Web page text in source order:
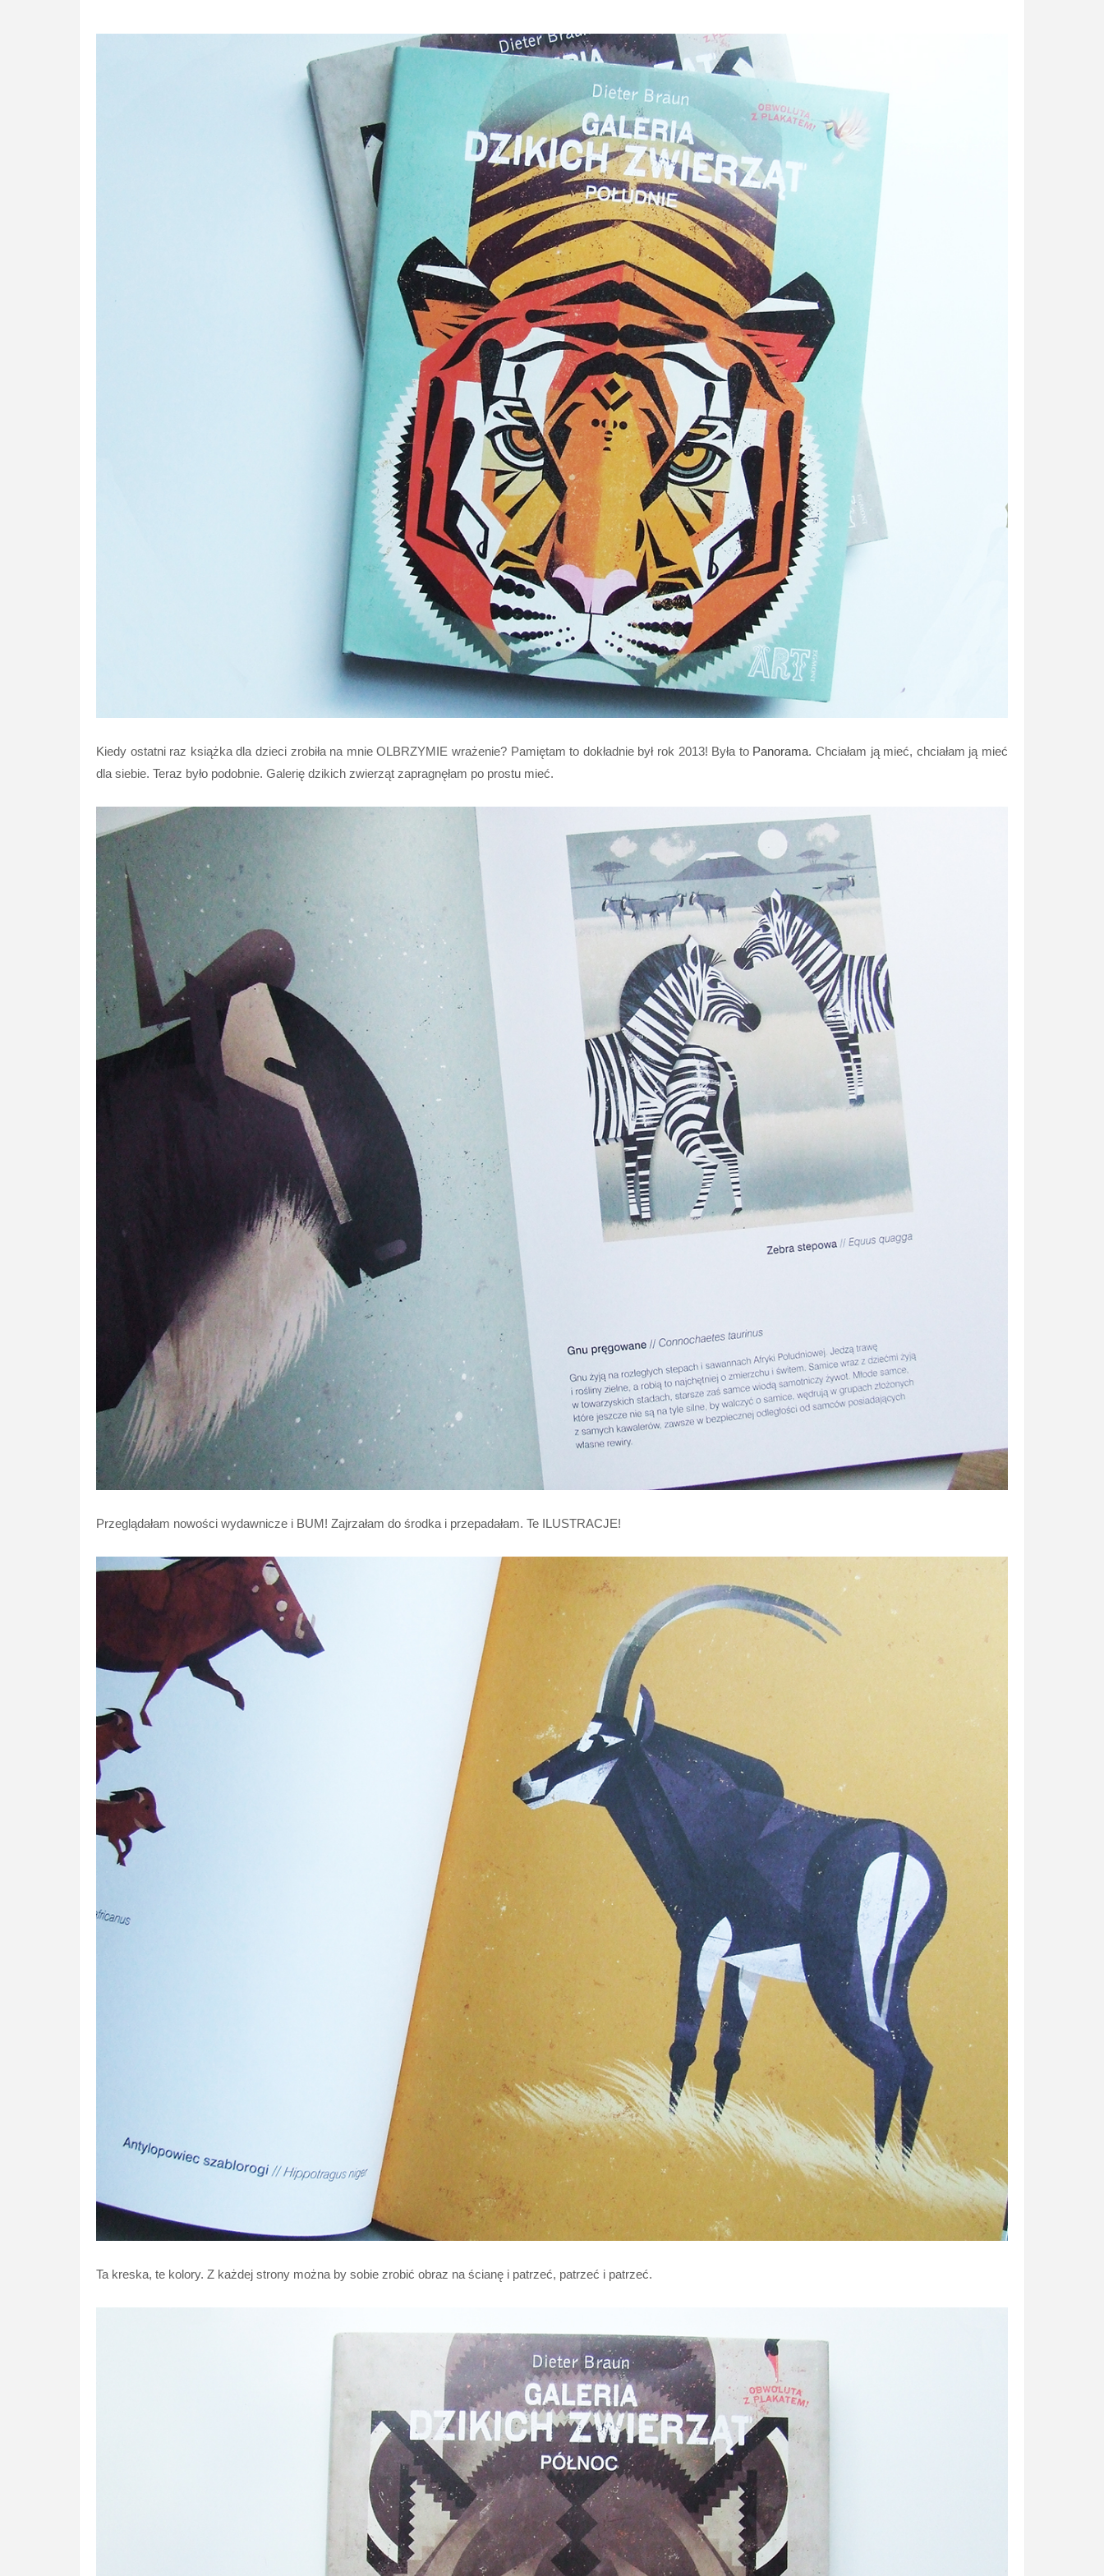
Kiedy ostatni raz książka dla dzieci zrobiła na mnie OLBRZYMIE wrażenie? Pamiętam to dokładnie był rok 2013! Była to Panorama. Chciałam ją mieć, chciałam ją mieć
dla siebie. Teraz było podobnie. Galerię dzikich zwierząt zapragnęłam po prostu mieć.
Przeglądałam nowości wydawnicze i BUM! Zajrzałam do środka i przepadałam. Te ILUSTRACJE!
Ta kreska, te kolory. Z każdej strony można by sobie zrobić obraz na ścianę i patrzeć, patrzeć i patrzeć.